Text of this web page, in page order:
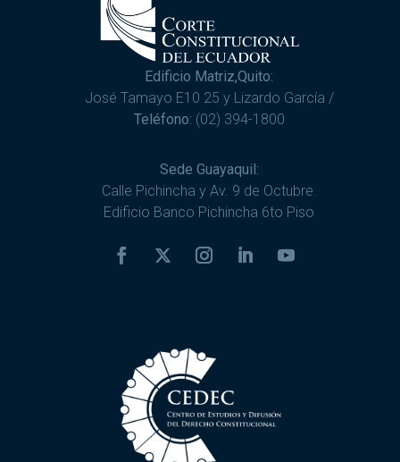
Edificio Matriz,Quito:
José Tamayo E10 25 y Lizardo García /
Teléfono: (02) 394-1800
Sede Guayaquil:
Calle Pichincha y Av. 9 de Octubre.
Edificio Banco Pichincha 6to Piso